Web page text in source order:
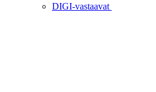
DIGI-vastaavat